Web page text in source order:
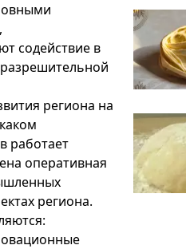
содействие в
региона на
работает
оперативная
региона.